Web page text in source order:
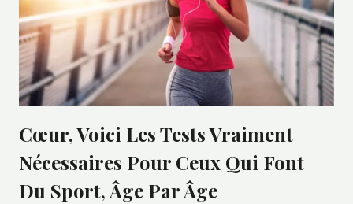
Cœur, Voici Les Tests Vraiment
Nécessaires Pour Ceux Qui Font
Du Sport, Âge Par Âge